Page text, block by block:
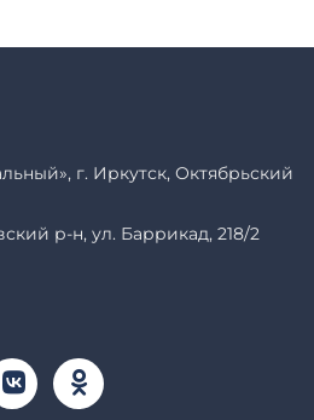
г. Иркутск, Октябрьский
р-н, ул. Баррикад, 218/2